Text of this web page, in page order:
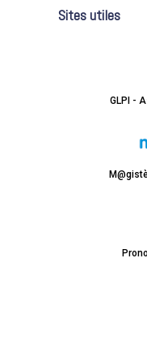
Sites utiles
GLPI -